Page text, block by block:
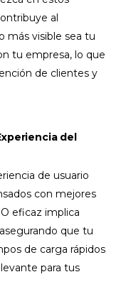
al
más visible sea tu
tu empresa, lo que
de clientes y
del
de usuario
con mejores
eficaz implica
que tu
de carga rápidos
para tus